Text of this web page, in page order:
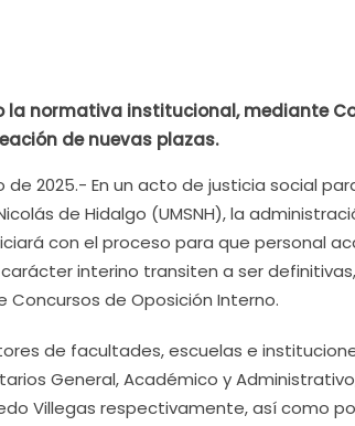
la normativa institucional, mediante
de nuevas plazas.
de 2025.- En un acto de justicia social
de Hidalgo (UMSNH), la
con el proceso para que personal
interino transiten a ser
de Oposición Interno.
de facultades, escuelas e
General, Académico y
Villegas respectivamente, así como